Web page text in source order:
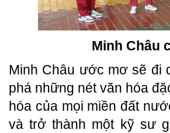
Minh Châu
Minh Châu ước mơ sẽ đi
phá những nét văn hóa
hóa của mọi miền đất
và trở thành một kỹ sư